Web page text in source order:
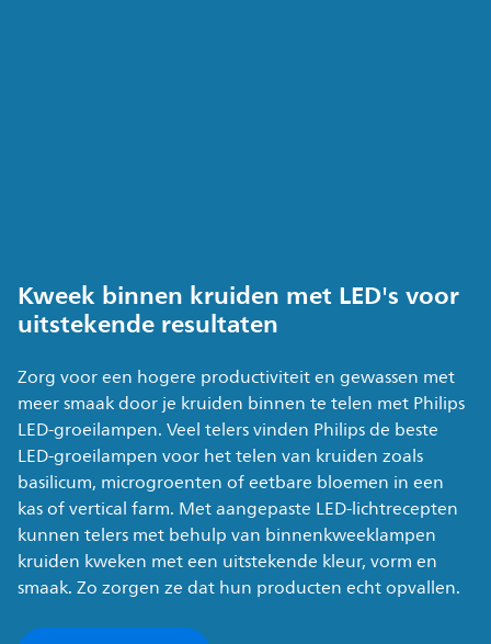
Kweek binnen kruiden met LED's voor
uitstekende resultaten
Zorg voor een hogere productiviteit en gewassen met
meer smaak door je kruiden binnen te telen met Philips
LED-groeilampen. Veel telers vinden Philips de beste
LED-groeilampen voor het telen van kruiden zoals
basilicum, microgroenten of eetbare bloemen in een
kas of vertical farm. Met aangepaste LED-lichtrecepten
kunnen telers met behulp van binnenkweeklampen
kruiden kweken met een uitstekende kleur, vorm en
smaak. Zo zorgen ze dat hun producten echt opvallen.